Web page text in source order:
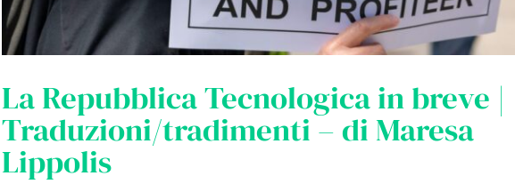
La Repubblica Tecnologica in breve |
Traduzioni/tradimenti – di Maresa
Lippolis